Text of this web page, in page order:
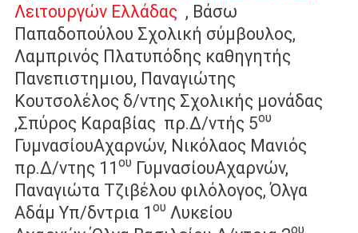
Λειτουργών Ελλάδας , Βάσω
Παπαδοπούλου Σχολική σύμβουλος,
Λαμπρινός Πλατυπόδης καθηγητής
Πανεπιστημιου, Παναγιώτης
Κουτσολέλος δ/ντης Σχολικής μονάδας
,Σπύρος Καραβίας πρ.Δ/ντής 5ου
ΓυμνασίουΑχαρνών, Νικόλαος Μανιός
πρ.Δ/ντης 11 ου ΓυμνασίουΑχαρνών,
Παναγιώτα Τζιβέλου φιλόλογος, Όλγα
Αδάμ Υπ/δντρια 1 ου Λυκείου
ου